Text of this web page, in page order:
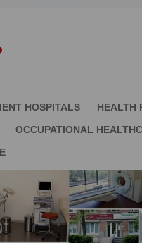
HOSPITALS
HEALTH
OCCUPATIONAL